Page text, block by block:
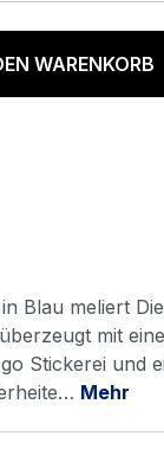
WARENKORB
Blau meliert
mit
Stickerei und
Mehr